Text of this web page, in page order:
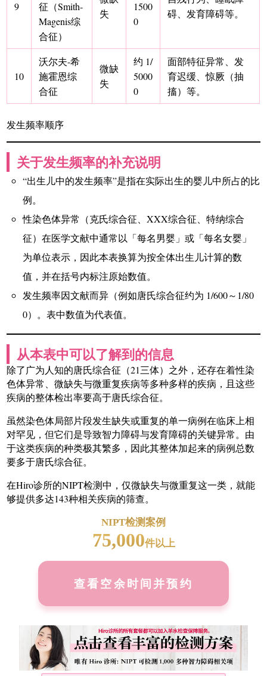
9
征（Smith-
Magenis综
合征）
失
1500
0
碍、发育障碍等。
10
沃尔夫-希
施霍恩综
合征
微缺
失
约 1/
5000
0
面部特征异常、发
育迟缓、惊厥（抽
搐）等。
发生频率顺序
关于发生频率的补充说明
“出生儿中的发生频率”是指在实际出生的婴儿中所占的比
例。
性染色体异常（克氏综合征、XXX综合征、特纳综合
征）在医学文献中通常以「每名男婴」或「每名女婴」
为单位表示，因此本表换算为按全体出生儿计算的数
值，并在括号内标注原始数值。
发生频率因文献而异（例如唐氏综合征约为 1/600～1/80
0）。表中数值为代表值。
从本表中可以了解到的信息
除了广为人知的唐氏综合征（21三体）之外，还存在着性染
色体异常、微缺失与微重复疾病等多种多样的疾病，且这些
疾病的整体检出率要高于唐氏综合征。
虽然染色体局部片段发生缺失或重复的单一病例在临床上相
对罕见，但它们是导致智力障碍与发育障碍的关键异常。由
于这类疾病的种类极其繁多，因此其整体加起来的病例总数
要多于唐氏综合征。
在Hiro诊所的NIPT检测中，仅微缺失与微重复这一类，就能
够提供多达143种相关疾病的筛查。
NIPT检测案例
75,000件以上
查看空余时间并预约